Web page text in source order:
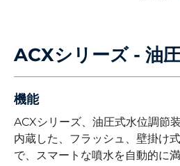
ACXシリーズ - 油
機能
ACXシリーズ、油圧式水位調節
内蔵した、フラッシュ、壁掛け
で、スマートな噴水を自動的に満